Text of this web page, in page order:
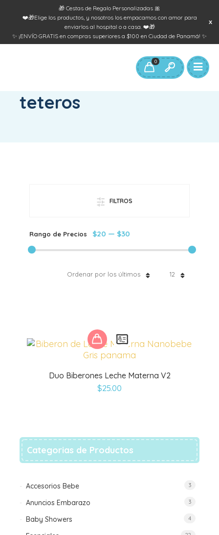
🎁 Cestas de Regalo Personalizadas 🎀
❤️🎁Elige los productos, y nosotros los empacamos con amor para
enviarlos al hospital o a casa. ❤️🎁
✨ ¡ENVÍO GRATIS en compras superiores a $100 en Ciudad de Panamá! ✨
0
PRODUCTOS ETIQUETADOS “TETEROS”
teteros
FILTROS
Rango de Precios $20 — $30
12
Ordenar por los últimos
Duo Biberones Leche Materna V2
$25.00
Este
producto
tiene
variantes.
Las
elegir
en
la
Categorias de Productos
Accesorios Bebe 3
Anuncios Embarazo 3
Baby Showers 4